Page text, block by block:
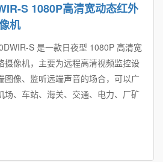
S 1080P高清宽动态红外
机
S 是一款日夜型 1080P 高清宽
摄像机，主要为远程高清视频监控设
图像、监听远端声音的场合，可以广
场、车站、海关、交通、电力、厂矿